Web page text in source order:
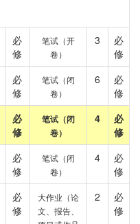
必
修
笔试（开
卷）
3
必
修
必
修
笔试（闭
卷）
6
必
修
必
修
笔试（闭
卷）
4
必
修
必
修
笔试（闭
卷）
4
必
修
必
修
大作业（论
文、报告、
2
必
修